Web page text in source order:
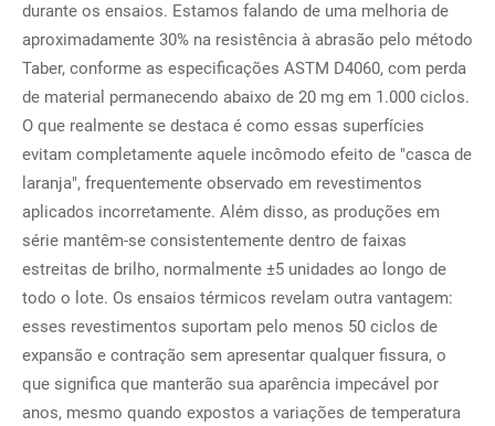
durante os ensaios. Estamos falando de uma melhoria de
aproximadamente 30% na resistência à abrasão pelo método
Taber, conforme as especificações ASTM D4060, com perda
de material permanecendo abaixo de 20 mg em 1.000 ciclos.
O que realmente se destaca é como essas superfícies
evitam completamente aquele incômodo efeito de "casca de
laranja", frequentemente observado em revestimentos
aplicados incorretamente. Além disso, as produções em
série mantêm-se consistentemente dentro de faixas
estreitas de brilho, normalmente ±5 unidades ao longo de
todo o lote. Os ensaios térmicos revelam outra vantagem:
esses revestimentos suportam pelo menos 50 ciclos de
expansão e contração sem apresentar qualquer fissura, o
que significa que manterão sua aparência impecável por
anos, mesmo quando expostos a variações de temperatura